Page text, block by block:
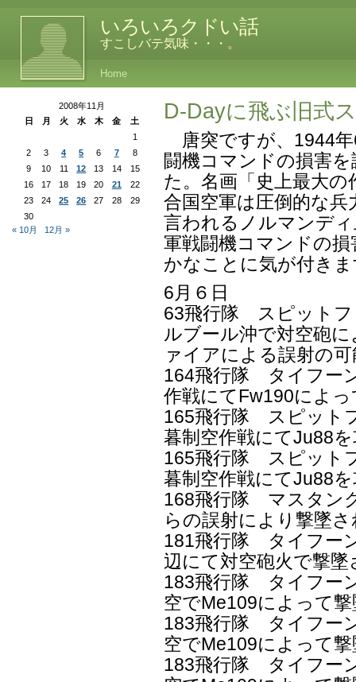
いろいろクドい話
すこしバテ気味・・・。
Home
D-Dayに飛ぶ旧式
唐突ですが、1944
闘機コマンドの損害
た。名画「史上最大
合国空軍は圧倒的な
言われるノルマンデ
軍戦闘機コマンドの
かなことに気が付き
6月６日
63飛行隊 スピット
ルブール沖で対空砲
ァイアによる誤射の
164飛行隊 タイフー
作戦にてFw190によ
165飛行隊 スピット
暮制空作戦にてJu88
165飛行隊 スピット
暮制空作戦にてJu88
168飛行隊 マスタン
らの誤射により撃墜
181飛行隊 タイフー
辺にて対空砲火で撃墜
183飛行隊 タイフー
空でMe109によって
183飛行隊 タイフー
空でMe109によって
183飛行隊 タイフー
2008年11月
日
月 火 水 木 金
土
1
2
3 4 5 6 7
8
9
10 11 12 13 14
15
16
17 18 19 20 21
22
23
24 25 26 27 28
29
30
« 10月
12月 »